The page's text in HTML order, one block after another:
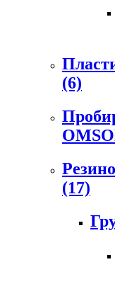
(6)
(17)